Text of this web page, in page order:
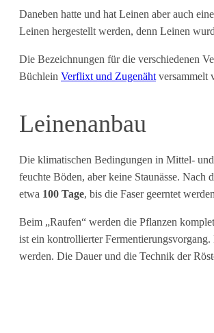
Daneben hatte und hat Leinen aber auch
Leinen hergestellt werden, denn Leinen
Die Bezeichnungen für die verschiedenen
Büchlein Verflixt und Zugenäht versammelt
Leinenanbau
Die klimatischen Bedingungen in Mittel-
feuchte Böden, aber keine Staunässe.
etwa 100 Tage, bis die Faser geerntet
Beim „Raufen“ werden die Pflanzen
ist ein kontrollierter
werden. Die Dauer und die Technik der